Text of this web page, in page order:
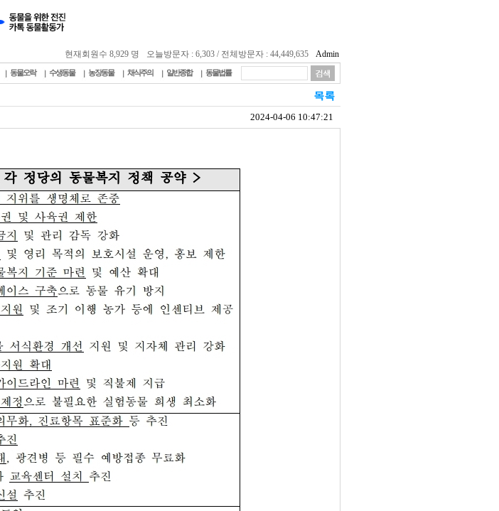
현재회원수 8,929 명 오늘방문자 : 6,303 / 전체방문자 : 44,449,635 Admin
동물오락 수생동물 농장동물 채식주의 일반종합 동물법률
2024-04-06 10:47:21